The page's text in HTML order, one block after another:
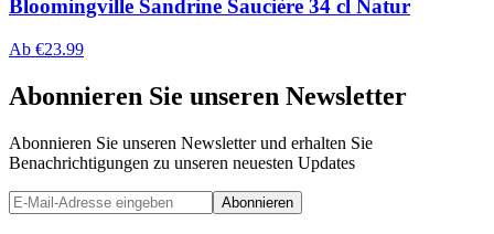
Bloomingville Sandrine Saucière 34 cl Natur
Ab €23.99
Abonnieren Sie unseren Newsletter
Abonnieren Sie unseren Newsletter und erhalten Sie
Benachrichtigungen zu unseren neuesten Updates
Abonnieren